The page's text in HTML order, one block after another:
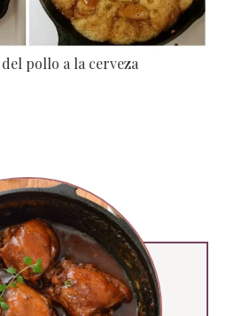
pollo a la cerveza